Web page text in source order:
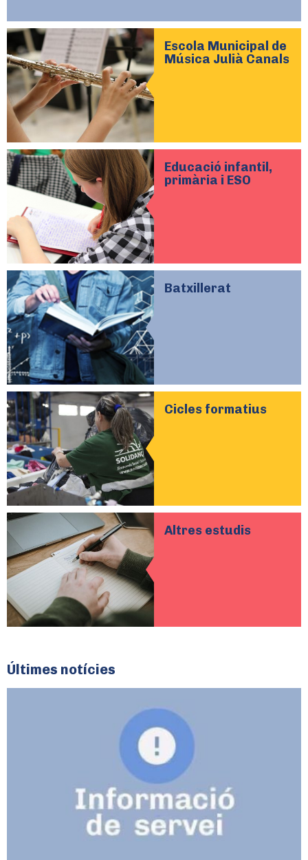
Escola Municipal de
Música Julià Canals
Educació infantil,
primària i ESO
Batxillerat
Cicles formatius
Altres estudis
Últimes notícies